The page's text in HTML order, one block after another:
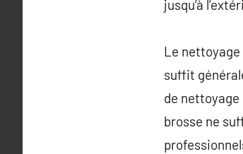
jusqu’à
Le
suffit
de nettoyage
brosse ne